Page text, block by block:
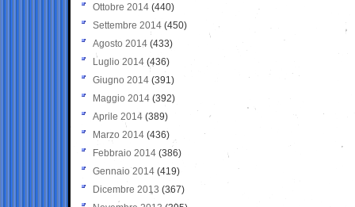
Ottobre 2014 (440)
Settembre 2014 (450)
Agosto 2014 (433)
Luglio 2014 (436)
Giugno 2014 (391)
Maggio 2014 (392)
Aprile 2014 (389)
Marzo 2014 (436)
Febbraio 2014 (386)
Gennaio 2014 (419)
Dicembre 2013 (367)